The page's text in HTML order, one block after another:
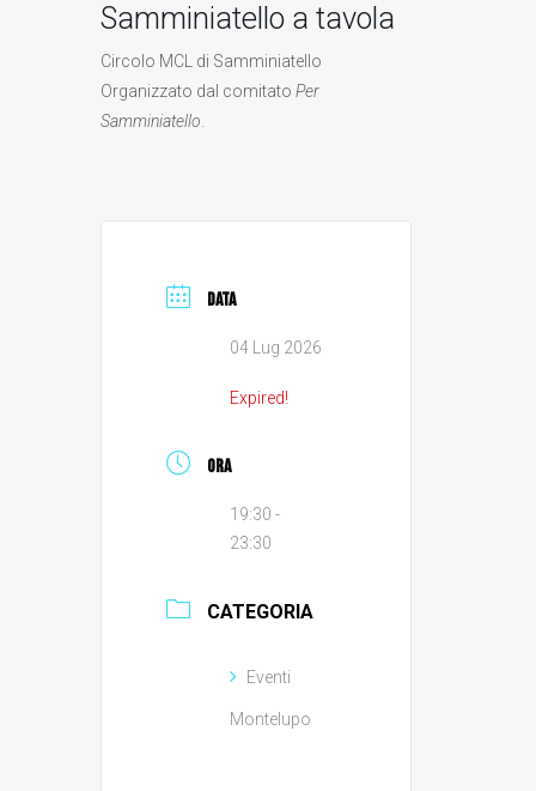
Samminiatello a tavola
Circolo MCL di Samminiatello
Organizzato dal comitato Per
Samminiatello
DATA
04 Lug 2026
Expired!
ORA
19:30 -
23:30
CATEGORIA
Eventi
Montelupo